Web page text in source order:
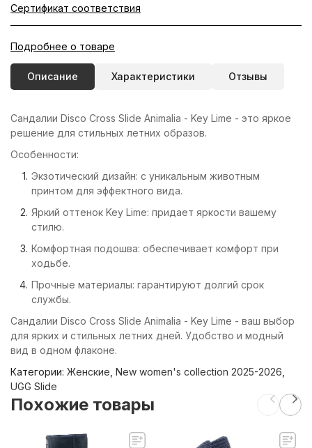
Сертификат соответствия
Подробнее о товаре
Описание Характеристики Отзывы
Сандалии Disco Cross Slide Animalia - Key Lime - это яркое
решение для стильных летних образов.
Особенности:
Экзотический дизайн: с уникальным животным
принтом для эффектного вида.
Яркий оттенок Key Lime: придает яркости вашему
стилю.
Комфортная подошва: обеспечивает комфорт при
ходьбе.
Прочные материалы: гарантируют долгий срок
службы.
Сандалии Disco Cross Slide Animalia - Key Lime - ваш выбор
для ярких и стильных летних дней. Удобство и модный
вид в одном флаконе.
Категории: Женские New women's collection 2025-2026
UGG Slide
Похожие товары